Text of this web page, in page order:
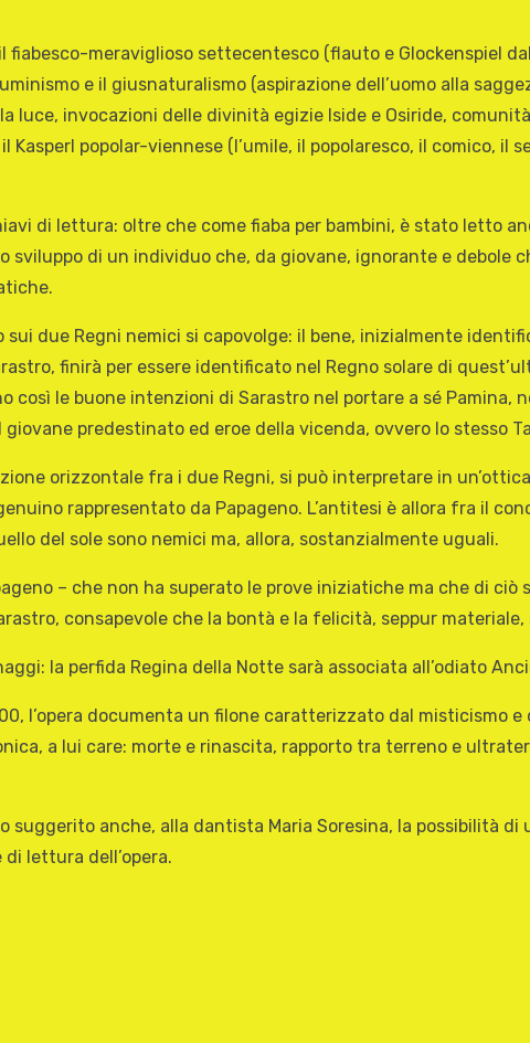
meraviglioso settecentesco (flauto e Glockenspiel
e il giusnaturalismo (aspirazione dell’uomo alla
luce, invocazioni delle divinità egizie Iside e Osiride,
popolar-viennese (l’umile, il popolaresco, il comico, il
di lettura: oltre che come fiaba per bambini, è stato letto
di un individuo che, da giovane, ignorante e debole
due Regni nemici si capovolge: il bene, inizialmente
finirà per essere identificato nel Regno solare di
così le buone intenzioni di Sarastro nel portare a sé
predestinato ed eroe della vicenda, ovvero lo stesso
orizzontale fra i due Regni, si può interpretare in
rappresentato da Papageno. L’antitesi è allora fra il
del sole sono nemici ma, allora, sostanzialmente uguali.
– che non ha superato le prove iniziatiche ma che di
consapevole che la bontà e la felicità, seppur
la perfida Regina della Notte sarà associata all’odiato
l’opera documenta un filone caratterizzato dal misticismo e
a lui care: morte e rinascita, rapporto tra terreno e
anche, alla dantista Maria Soresina, la possibilità di
lettura dell’opera.